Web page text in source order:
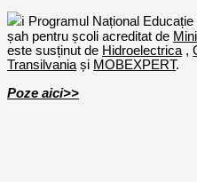
Programul Național
șah pentru școli acreditat de
este susținut de Hidroelectrica,
Transilvaniași MOBEXPERT.
Poze aici>>